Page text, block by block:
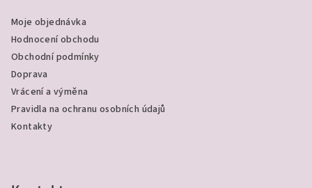
Moje objednávka
Hodnocení obchodu
Obchodní podmínky
Doprava
Vrácení a výměna
Pravidla na ochranu osobních údajů
Kontakty